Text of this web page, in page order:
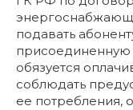
подавать
присоединенную
обязуется
соблюдать
ее потребления,